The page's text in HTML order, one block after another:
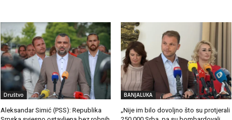
Društvo
Aleksandar Simić (PSS): Republika
BANJALUKA
„Nije im bilo dovoljno što su protjerali